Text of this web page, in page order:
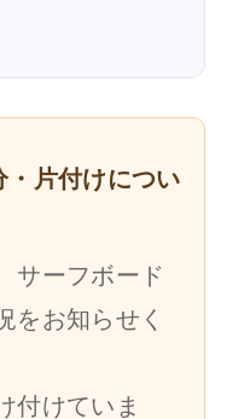
片付けについ
サーフボード
をお知らせく
付けていま